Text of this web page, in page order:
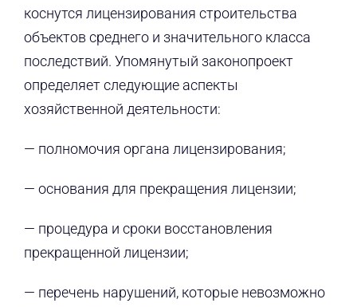
коснутся лицензирования строительства
объектов среднего и значительного класса
последствий. Упомянутый законопроект
определяет следующие аспекты
хозяйственной деятельности:
— полномочия органа лицензирования;
— основания для прекращения лицензии;
— процедура и сроки восстановления
прекращенной лицензии;
— перечень нарушений, которые невозможно